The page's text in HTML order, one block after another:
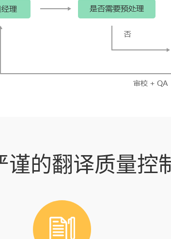
谨的翻译质量控